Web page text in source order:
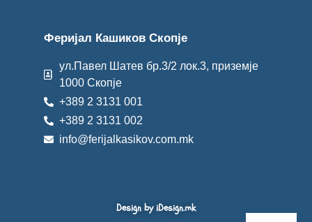
Феријал Кашиков Скопје
ул.Павел Шатев бр.3/2 лок.3, приземје
1000 Скопје
+389 2 3131 001
+389 2 3131 002
info@ferijalkasikov.com.mk
Design by iDesign.mk